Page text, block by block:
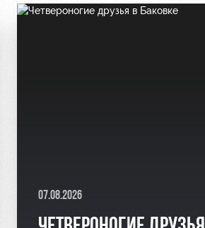
07.08.2026